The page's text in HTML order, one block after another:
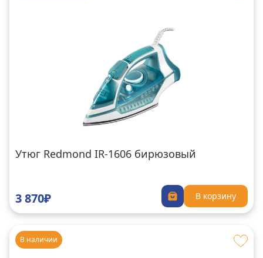
Утюг Redmond IR-1606 бирюзовый
3 870₽ В корзину
В наличии